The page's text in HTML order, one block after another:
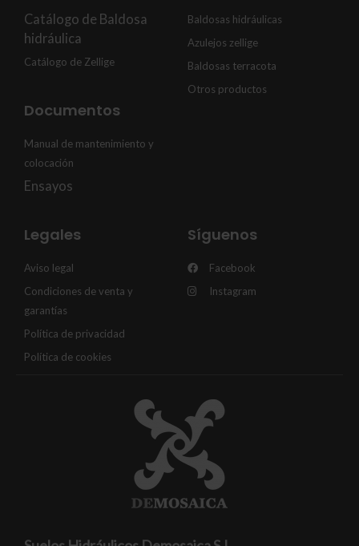
Catálogo de Baldosa
hidráulica
Catálogo de Zellige
Documentos
Manual de mantenimiento y
colocación
Ensayos
Baldosas hidráulicas
Azulejos zellige
Baldosas terracota
Otros productos
Legales
Aviso legal
Condiciones de venta y
garantías
Política de privacidad
Política de cookies
Síguenos
Facebook
Instagram